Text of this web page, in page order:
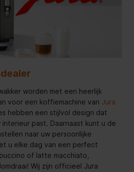
worden met een heerlijk
voor een koffiemachine van Jura
hebben een stijlvol design dat
past. Daarnaast kunt u de
naar uw persoonlijke
u elke dag van een perfect
of latte macchiato,
Wij zijn officieel Jura